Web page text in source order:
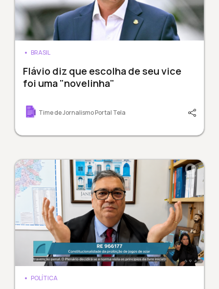
BRASIL
Flávio diz que escolha de seu vice
foi uma "novelinha"
Time de Jornalismo Portal Tela
POLÍTICA